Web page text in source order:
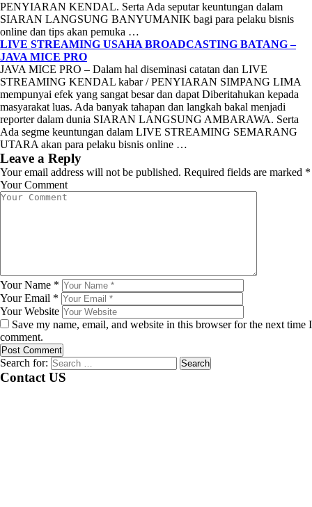
PENYIARAN KENDAL. Serta Ada seputar keuntungan dalam
SIARAN LANGSUNG BANYUMANIK bagi para pelaku bisnis
online dan tips akan pemuka …
LIVE STREAMING USAHA BROADCASTING BATANG –
JAVA MICE PRO
JAVA MICE PRO – Dalam hal diseminasi catatan dan LIVE
STREAMING KENDAL kabar / PENYIARAN SIMPANG LIMA
mempunyai efek yang sangat besar dan dapat Diberitahukan kepada
masyarakat luas. Ada banyak tahapan dan langkah bakal menjadi
reporter dalam dunia SIARAN LANGSUNG AMBARAWA. Serta
Ada segme keuntungan dalam LIVE STREAMING SEMARANG
UTARA akan para pelaku bisnis online …
Leave a Reply
Your email address will not be published. Required fields are marked *
Your Comment
Your Name *
Your Email *
Your Website
Save my name, email, and website in this browser for the next time I
comment.
Search for:
Contact US